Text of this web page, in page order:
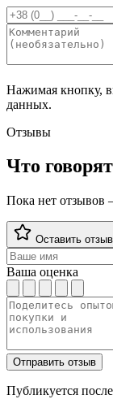
Нажимая кнопку,
данных.
Отзывы
Что
Пока нет отзывов
Оставить отзыв
Ваша оценка
Отправить отзыв
Публикуется